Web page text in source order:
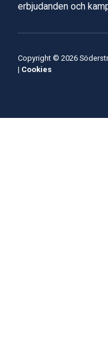
erbjudanden och
Copyright © 2026
| Cookies